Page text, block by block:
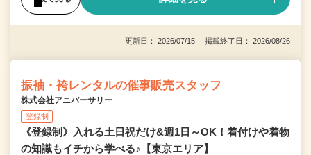
更新日： 2026/07/15 掲載終了日： 2026/08/26
振袖・袴レンタルの催事販売スタッフ
株式会社アニバーサリー
登録制
《登録制》入れる土日祝だけ&週1日～OK！着付けや着物
の知識もイチから学べる♪【東京エリア】